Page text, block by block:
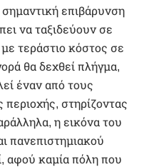
επιβάρυνση
να ταξιδεύουν σε
τεράστιο κόστος σε
θα δεχθεί πλήγμα,
έναν από τους
στηρίζοντας
η εικόνα του
πανεπιστημιακού
αφού καμία πόλη που